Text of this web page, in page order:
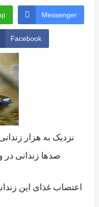
Messenger
Facebook
نزدیک به هزار
صدها زندانی در
اعتصاب غذای این